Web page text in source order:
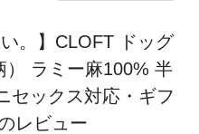
。】CLOFT ドッグ
） ラミー麻100% 半
セックス対応・ギフ
レビュー